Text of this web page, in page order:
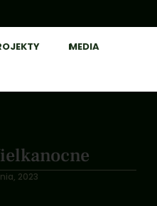
MEDIA
2023